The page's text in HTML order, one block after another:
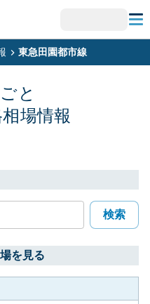
東急田園都市線
と
場情報
検索
を見る